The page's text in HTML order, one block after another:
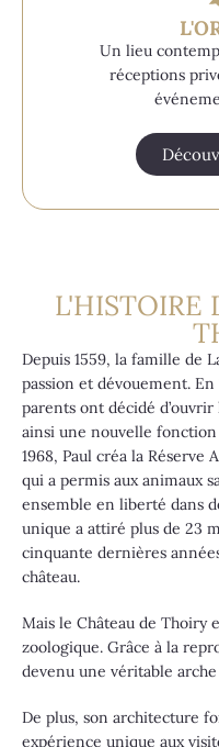
Un lieu
réceptions
L'HISTOIRE
Depuis 1559, la famille de
passion et dévouement. En
parents ont décidé
ainsi une nouvelle
1968, Paul créa la
qui a permis aux animaux
ensemble en liberté dans
unique a attiré plus de 23
cinquante dernières
château.
Mais le Château de Thoiry
zoologique. Grâce à la
devenu une véritable
De plus, son architecture
expérience unique aux